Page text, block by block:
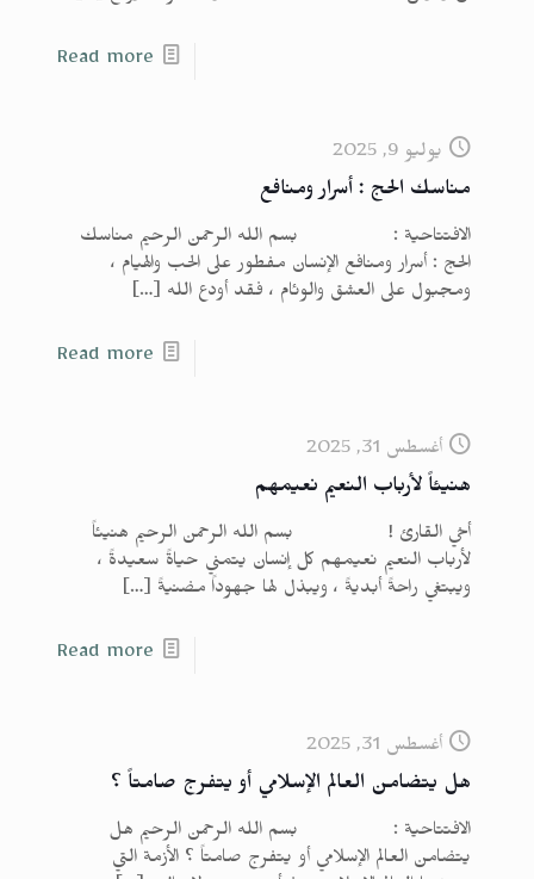
Read more
يوليو 9, 2025
مناسك الحج : أسرار ومنافع
الافتتاحية : بسم الله الرحمن الرحيم مناسك
الحج : أسرار ومنافع الإنسان مفطور على الحب والهيام ،
ومجبول على العشق والوئام ، فقد أودع الله […]
Read more
أغسطس 31, 2025
هنيئاً لأرباب النعيم نعيمهم
أخي القارئ ! بسم الله الرحمن الرحيم هنيئاً
لأرباب النعيم نعيمهم كل إنسان يتمني حياةً سعيدةً ،
ويبتغي راحةً أبديةً ، ويبذل لها جهوداً مضنيةً […]
Read more
أغسطس 31, 2025
هل يتضامن العالم الإسلامي أو يتفرج صامتاً ؟
الافتتاحية : بسم الله الرحمن الرحيم هل
يتضامن العالم الإسلامي أو يتفرج صامتاً ؟ الأزمة التي